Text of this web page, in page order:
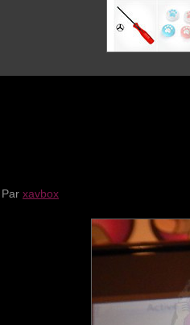
Par xavbox